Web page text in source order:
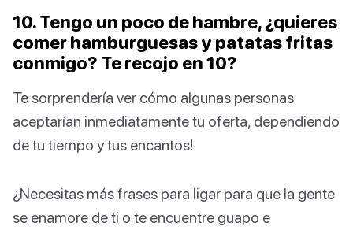
10. Tengo un poco de hambre, ¿quieres
comer hamburguesas y patatas fritas
conmigo? Te recojo en 10?
Te sorprendería ver cómo algunas personas
aceptarían inmediatamente tu oferta, dependiendo
de tu tiempo y tus encantos!
¿Necesitas más frases para ligar para que la gente
se enamore de ti o te encuentre guapo e